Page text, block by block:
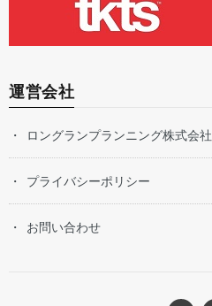
運営会社
ロングランプランニング株式会社
プライバシーポリシー
お問い合わせ